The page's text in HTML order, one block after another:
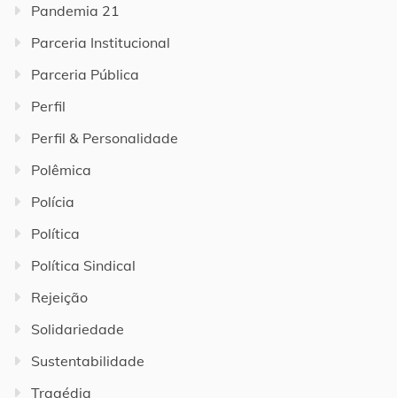
Pandemia 21
Parceria Institucional
Parceria Pública
Perfil
Perfil & Personalidade
Polêmica
Polícia
Política
Política Sindical
Rejeição
Solidariedade
Sustentabilidade
Tragédia